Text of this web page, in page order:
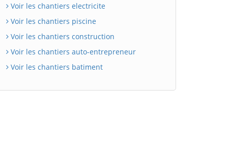
Voir les chantiers electricite
Voir les chantiers piscine
Voir les chantiers construction
Voir les chantiers auto-entrepreneur
Voir les chantiers batiment